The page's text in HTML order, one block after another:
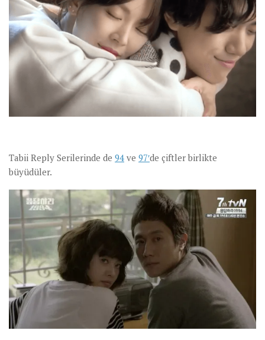
Tabii Reply Serilerinde de 94 ve 97′de çiftler birlikte
büyüdüler.